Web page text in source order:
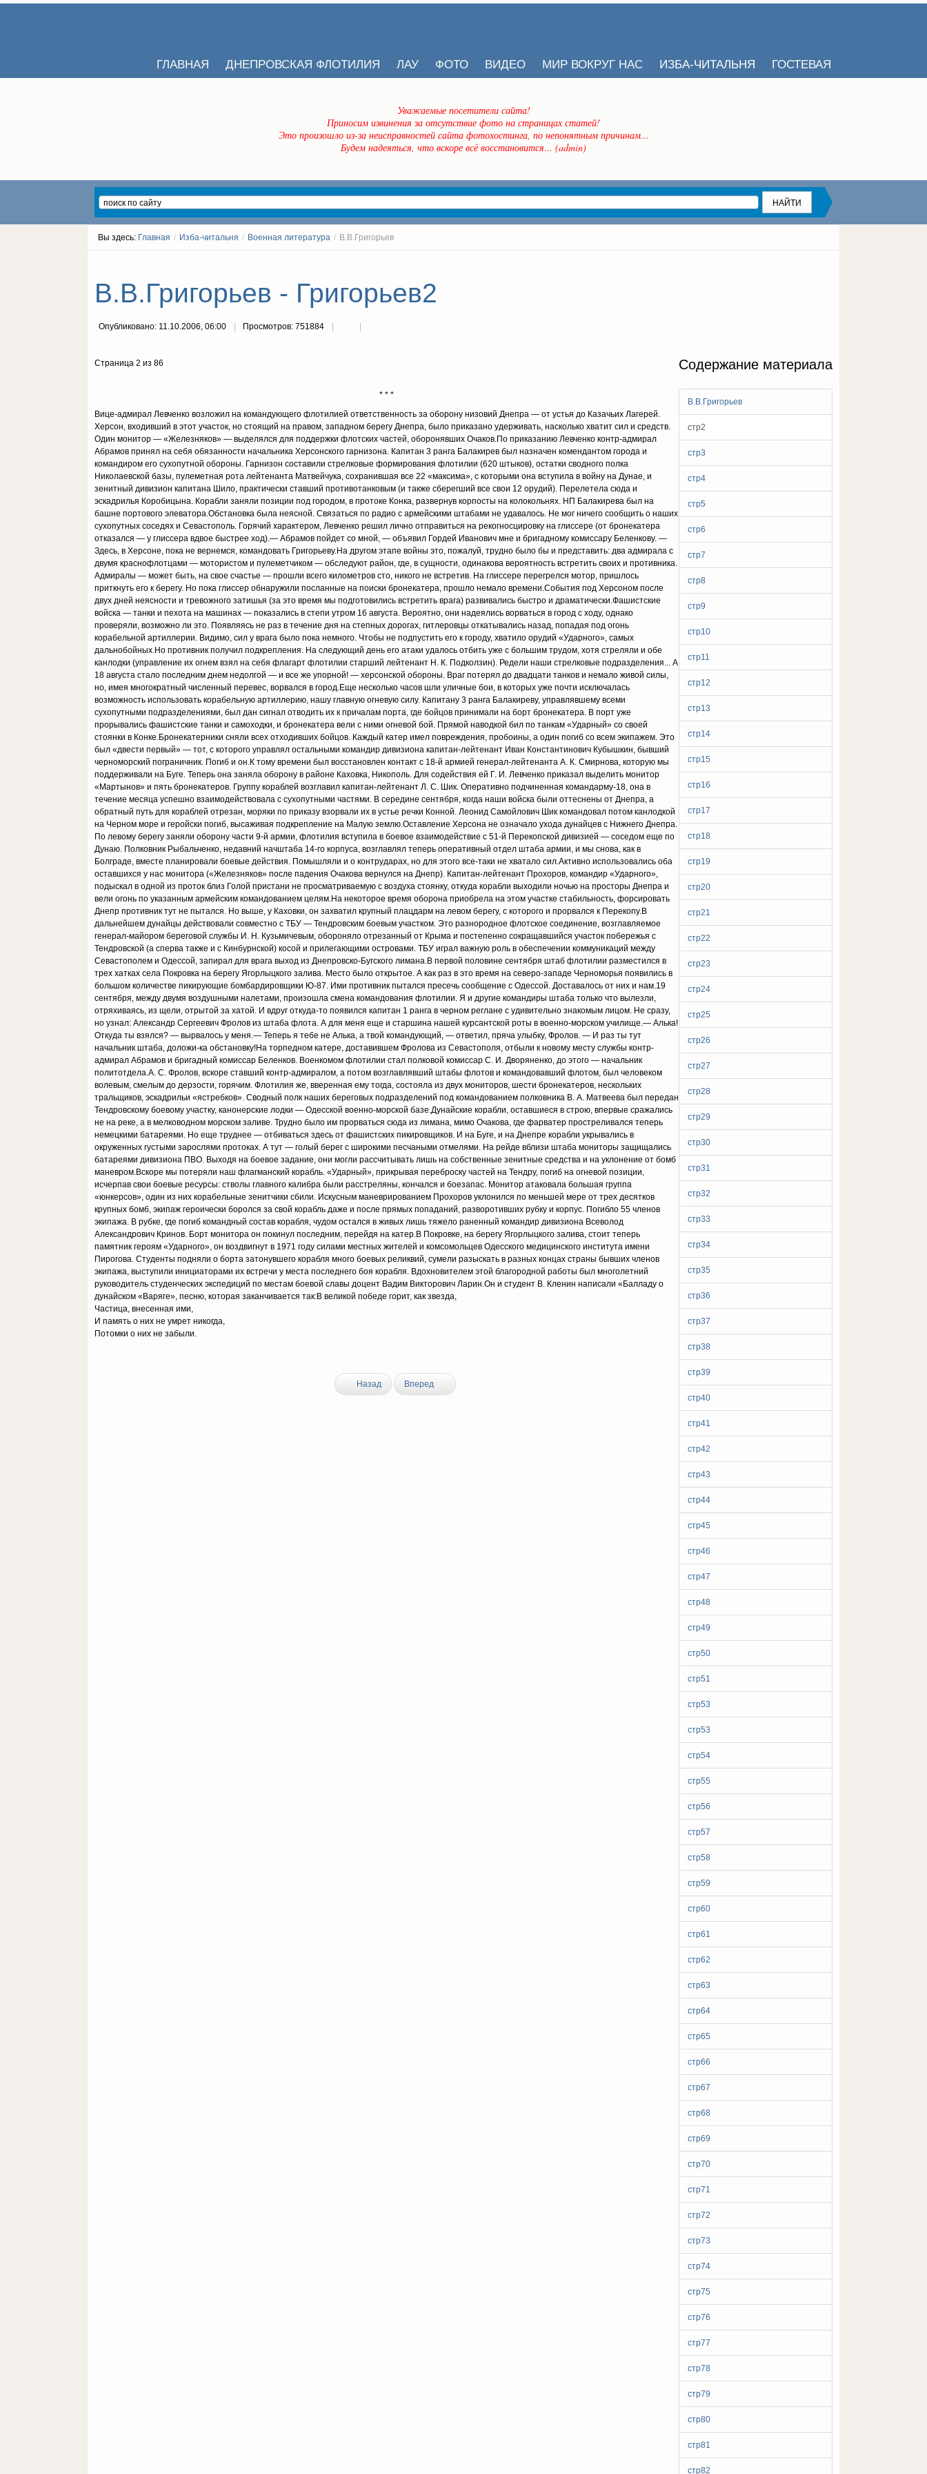
ГЛАВНАЯ ДНЕПРОВСКАЯ ФЛОТИЛИЯ ЛАУ ФОТО ВИДЕО МИР ВОКРУГ НАС ИЗБА-ЧИТАЛЬНЯ ГОСТЕВАЯ
Уважаемые посетители сайта!
Приносим извинения за отсутствие фото на страницах статей!
Это произошло из-за неисправностей сайта фотохостинга, по непонятным причинам...
Будем надеяться, что вскоре всё восстановится... (admin)
Вы здесь: Главная / Изба-читальня / Военная литература / В.В.Григорьев
В.В.Григорьев - Григорьев2
Опубликовано: 11.10.2006, 06:00 Просмотров: 751884
Содержание материала
В.В.Григорьев
стр2
стр3
стр4
стр5
стр6
стр7
стр8
стр9
стр10
стр11
стр12
стр13
стр14
стр15
стр16
стр17
стр18
стр19
стр20
стр21
стр22
стр23
стр24
стр25
стр26
стр27
стр28
стр29
стр30
стр31
стр32
стр33
стр34
стр35
стр36
стр37
стр38
стр39
стр40
стр41
стр42
стр43
стр44
стр45
стр46
стр47
стр48
стр49
стр50
стр51
стр53
стр53
стр54
стр55
стр56
стр57
стр58
стр59
стр60
стр61
стр62
стр63
стр64
стр65
стр66
стр67
стр68
стр69
стр70
стр71
стр72
стр73
стр74
стр75
стр76
стр77
стр78
стр79
стр80
стр81
стр82
Страница 2 из 86
* * *
Вице-адмирал Левченко возложил на командующего флотилией ответственность за оборону низовий Днепра — от устья до Казачьих Лагерей.
Херсон, входивший в этот участок, но стоящий на правом, западном берегу Днепра, было приказано удерживать, насколько хватит сил и средств.
Один монитор — «Железняков» — выделялся для поддержки флотских частей, оборонявших Очаков.По приказанию Левченко контр-адмирал
Абрамов принял на себя обязанности начальника Херсонского гарнизона. Капитан 3 ранга Балакирев был назначен комендантом города и
командиром его сухопутной обороны. Гарнизон составили стрелковые формирования флотилии (620 штыков), остатки сводного полка
Николаевской базы, пулеметная рота лейтенанта Матвейчука, сохранившая все 22 «максима», с которыми она вступила в войну на Дунае, и
зенитный дивизион капитана Шило, практически ставший противотанковым (и также сберегший все свои 12 орудий). Перелетела сюда и
эскадрилья Коробицына. Корабли заняли позиции под городом, в протоке Конка, развернув корпосты на колокольнях. НП Балакирева был на
башне портового элеватора.Обстановка была неясной. Связаться по радио с армейскими штабами не удавалось. Не мог ничего сообщить о наших
сухопутных соседях и Севастополь. Горячий характером, Левченко решил лично отправиться на рекогносцировку на глиссере (от бронекатера
отказался — у глиссера вдвое быстрее ход).— Абрамов пойдет со мной, — объявил Гордей Иванович мне и бригадному комиссару Беленкову. —
Здесь, в Херсоне, пока не вернемся, командовать Григорьеву.На другом этапе войны это, пожалуй, трудно было бы и представить: два адмирала с
двумя краснофлотцами — мотористом и пулеметчиком — обследуют район, где, в сущности, одинакова вероятность встретить своих и противника.
Адмиралы — может быть, на свое счастье — прошли всего километров сто, никого не встретив. На глиссере перегрелся мотор, пришлось
приткнуть его к берегу. Но пока глиссер обнаружили посланные на поиски бронекатера, прошло немало времени.События под Херсоном после
двух дней неясности и тревожного затишья (за это время мы подготовились встретить врага) развивались быстро и драматически.Фашистские
войска — танки и пехота на машинах — показались в степи утром 16 августа. Вероятно, они надеялись ворваться в город с ходу, однако
проверяли, возможно ли это. Появляясь не раз в течение дня на степных дорогах, гитлеровцы откатывались назад, попадая под огонь
корабельной артиллерии. Видимо, сил у врага было пока немного. Чтобы не подпустить его к городу, хватило орудий «Ударного», самых
дальнобойных.Но противник получил подкрепления. На следующий день его атаки удалось отбить уже с большим трудом, хотя стреляли и обе
канлодки (управление их огнем взял на себя флагарт флотилии старший лейтенант Н. К. Подколзин). Редели наши стрелковые подразделения... А
18 августа стало последним днем недолгой — и все же упорной! — херсонской обороны. Враг потерял до двадцати танков и немало живой силы,
но, имея многократный численный перевес, ворвался в город.Еще несколько часов шли уличные бои, в которых уже почти исключалась
возможность использовать корабельную артиллерию, нашу главную огневую силу. Капитану 3 ранга Балакиреву, управлявшему всеми
сухопутными подразделениями, был дан сигнал отводить их к причалам порта, где бойцов принимали на борт бронекатера. В порт уже
прорывались фашистские танки и самоходки, и бронекатера вели с ними огневой бой. Прямой наводкой бил по танкам «Ударный» со своей
стоянки в Конке.Бронекатерники сняли всех отходивших бойцов. Каждый катер имел повреждения, пробоины, а один погиб со всем экипажем. Это
был «двести первый» — тот, с которого управлял остальными командир дивизиона капитан-лейтенант Иван Константинович Кубышкин, бывший
черноморский пограничник. Погиб и он.К тому времени был восстановлен контакт с 18-й армией генерал-лейтенанта А. К. Смирнова, которую мы
поддерживали на Буге. Теперь она заняла оборону в районе Каховка, Никополь. Для содействия ей Г. И. Левченко приказал выделить монитор
«Мартынов» и пять бронекатеров. Группу кораблей возглавил капитан-лейтенант Л. С. Шик. Оперативно подчиненная командарму-18, она в
течение месяца успешно взаимодействовала с сухопутными частями. В середине сентября, когда наши войска были оттеснены от Днепра, а
обратный путь для кораблей отрезан, моряки по приказу взорвали их в устье речки Конной. Леонид Самойлович Шик командовал потом канлодкой
на Черном море и геройски погиб, высаживая подкрепление на Малую землю.Оставление Херсона не означало ухода дунайцев с Нижнего Днепра.
По левому берегу заняли оборону части 9-й армии, флотилия вступила в боевое взаимодействие с 51-й Перекопской дивизией — соседом еще по
Дунаю. Полковник Рыбальченко, недавний начштаба 14-го корпуса, возглавлял теперь оперативный отдел штаба армии, и мы снова, как в
Болграде, вместе планировали боевые действия. Помышляли и о контрударах, но для этого все-таки не хватало сил.Активно использовались оба
оставшихся у нас монитора («Железняков» после падения Очакова вернулся на Днепр). Капитан-лейтенант Прохоров, командир «Ударного»,
подыскал в одной из проток близ Голой пристани не просматриваемую с воздуха стоянку, откуда корабли выходили ночью на просторы Днепра и
вели огонь по указанным армейским командованием целям.На некоторое время оборона приобрела на этом участке стабильность, форсировать
Днепр противник тут не пытался. Но выше, у Каховки, он захватил крупный плацдарм на левом берегу, с которого и прорвался к Перекопу.В
дальнейшем дунайцы действовали совместно с ТБУ — Тендровским боевым участком. Это разнородное флотское соединение, возглавляемое
генерал-майором береговой службы И. Н. Кузьмичевым, обороняло отрезанный от Крыма и постепенно сокращавшийся участок побережья с
Тендровской (а сперва также и с Кинбурнской) косой и прилегающими островами. ТБУ играл важную роль в обеспечении коммуникаций между
Севастополем и Одессой, запирал для врага выход из Днепровско-Бугского лимана.В первой половине сентября штаб флотилии разместился в
трех хатках села Покровка на берегу Ягорлыцкого залива. Место было открытое. А как раз в это время на северо-западе Черноморья появились в
большом количестве пикирующие бомбардировщики Ю-87. Ими противник пытался пресечь сообщение с Одессой. Доставалось от них и нам.19
сентября, между двумя воздушными налетами, произошла смена командования флотилии. Я и другие командиры штаба только что вылезли,
отряхиваясь, из щели, отрытой за хатой. И вдруг откуда-то появился капитан 1 ранга в черном реглане с удивительно знакомым лицом. Не сразу,
но узнал: Александр Сергеевич Фролов из штаба флота. А для меня еще и старшина нашей курсантской роты в военно-морском училище.— Алька!
Откуда ты взялся? — вырвалось у меня.— Теперь я тебе не Алька, а твой командующий, — ответил, пряча улыбку, Фролов. — И раз ты тут
начальник штаба, доложи-ка обстановку!На торпедном катере, доставившем Фролова из Севастополя, отбыли к новому месту службы контр-
адмирал Абрамов и бригадный комиссар Беленков. Военкомом флотилии стал полковой комиссар С. И. Дворяненко, до этого — начальник
политотдела.А. С. Фролов, вскоре ставший контр-адмиралом, а потом возглавлявший штабы флотов и командовавший флотом, был человеком
волевым, смелым до дерзости, горячим. Флотилия же, вверенная ему тогда, состояла из двух мониторов, шести бронекатеров, нескольких
тральщиков, эскадрильи «ястребков». Сводный полк наших береговых подразделений под командованием полковника В. А. Матвеева был передан
Тендровскому боевому участку, канонерские лодки — Одесской военно-морской базе.Дунайские корабли, оставшиеся в строю, впервые сражались
не на реке, а в мелководном морском заливе. Трудно было им прорваться сюда из лимана, мимо Очакова, где фарватер простреливался теперь
немецкими батареями. Но еще труднее — отбиваться здесь от фашистских пикировщиков. И на Буге, и на Днепре корабли укрывались в
окруженных густыми зарослями протоках. А тут — голый берег с широкими песчаными отмелями. На рейде вблизи штаба мониторы защищались
батареями дивизиона ПВО. Выходя на боевое задание, они могли рассчитывать лишь на собственные зенитные средства и на уклонение от бомб
маневром.Вскоре мы потеряли наш флагманский корабль. «Ударный», прикрывая переброску частей на Тендру, погиб на огневой позиции,
исчерпав свои боевые ресурсы: стволы главного калибра были расстреляны, кончался и боезапас. Монитор атаковала большая группа
«юнкерсов», один из них корабельные зенитчики сбили. Искусным маневрированием Прохоров уклонился по меньшей мере от трех десятков
крупных бомб, экипаж героически боролся за свой корабль даже и после прямых попаданий, разворотивших рубку и корпус. Погибло 55 членов
экипажа. В рубке, где погиб командный состав корабля, чудом остался в живых лишь тяжело раненный командир дивизиона Всеволод
Александрович Кринов. Борт монитора он покинул последним, перейдя на катер.В Покровке, на берегу Ягорлыцкого залива, стоит теперь
памятник героям «Ударного», он воздвигнут в 1971 году силами местных жителей и комсомольцев Одесского медицинского института имени
Пирогова. Студенты подняли о борта затонувшего корабля много боевых реликвий, сумели разыскать в разных концах страны бывших членов
экипажа, выступили инициаторами их встречи у места последнего боя корабля. Вдохновителем этой благородной работы был многолетний
руководитель студенческих экспедиций по местам боевой славы доцент Вадим Викторович Ларин.Он и студент В. Кленин написали «Балладу о
дунайском «Варяге», песню, которая заканчивается так:В великой победе горит, как звезда,
Частица, внесенная ими,
И память о них не умрет никогда,
Потомки о них не забыли.
Назад Вперед